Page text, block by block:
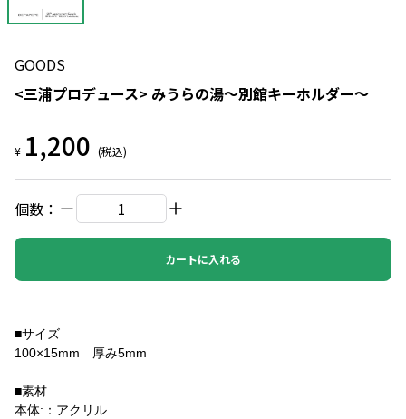
GOODS
<三浦プロデュース> みうらの湯〜別館キーホルダー〜
¥ 1,200 (税込)
個数：
カートに入れる
■サイズ
100×15mm 厚み5mm
■素材
本体:：アクリル